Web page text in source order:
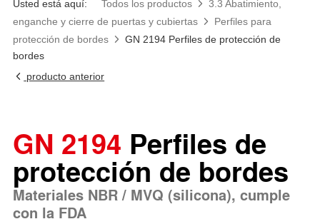
Usted está aquí: Todos los productos
3.3 Abatimiento,
enganche y cierre de puertas y cubiertas
Perfiles para
protección de bordes
GN 2194 Perfiles de protección de
bordes
producto anterior
GN 2194 Perfiles de
protección de bordes
Materiales NBR / MVQ (silicona), cumple
con la FDA